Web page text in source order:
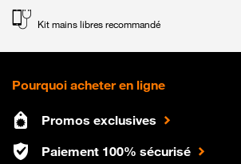
Kit mains libres recommandé
Pourquoi acheter en ligne
Promos exclusives
Paiement 100% sécurisé